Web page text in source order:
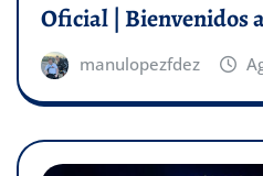
Oficial | Bienvenidos
manulopezfdez